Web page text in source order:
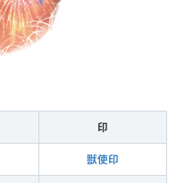
印
獣使印